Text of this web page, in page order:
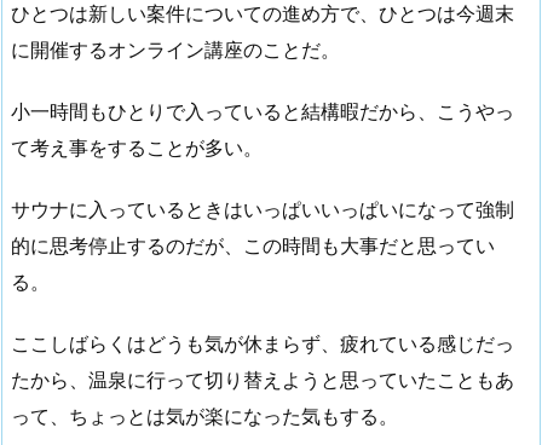
ひとつは新しい案件についての進め方で、ひとつは今週末
に開催するオンライン講座のことだ。
小一時間もひとりで入っていると結構暇だから、こうやっ
て考え事をすることが多い。
サウナに入っているときはいっぱいいっぱいになって強制
的に思考停止するのだが、この時間も大事だと思ってい
る。
ここしばらくはどうも気が休まらず、疲れている感じだっ
たから、温泉に行って切り替えようと思っていたこともあ
って、ちょっとは気が楽になった気もする。